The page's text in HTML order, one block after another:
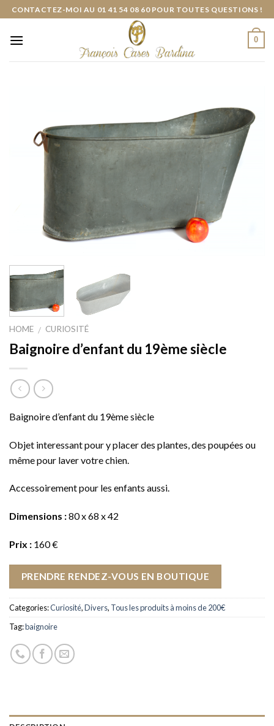
Skip
content
CONTACTEZ-MOI AU 01 41 54 08 60 POUR TOUTES QUESTIONS !
0
HOME / CURIOSITÉ
Baignoire d’enfant du 19ème siècle
Baignoire d’enfant du 19ème siècle
Objet interessant pour y placer des plantes, des poupées ou
même pour laver votre chien.
Accessoirement pour les enfants aussi.
Dimensions :80 x 68 x 42
Prix : 160 €
PRENDRE RENDEZ-VOUS EN BOUTIQUE
Categories:Curiosité,Divers, Tous les produits à moins de 200€
Tag:baignoire